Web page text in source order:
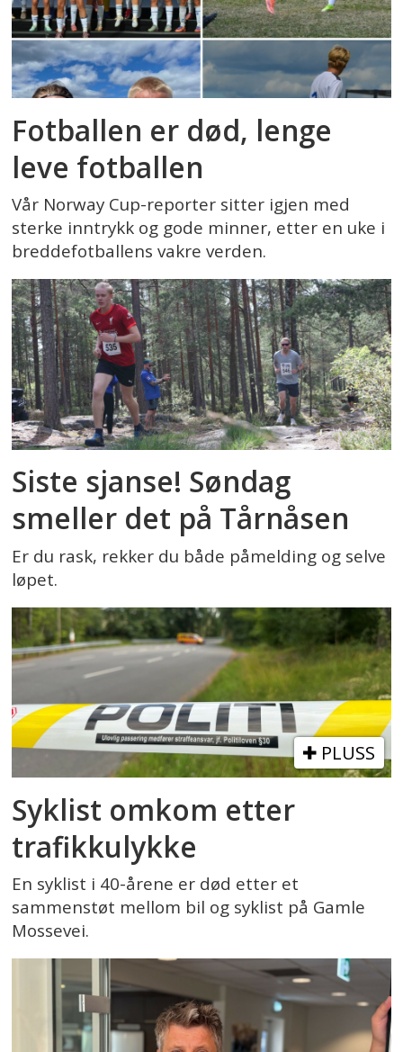
Fotballen er død, lenge
leve fotballen
Vår Norway Cup-reporter sitter igjen med
sterke inntrykk og gode minner, etter en uke i
breddefotballens vakre verden.
Siste sjanse! Søndag
smeller det på Tårnåsen
Er du rask, rekker du både påmelding og selve
løpet.
PLUSS
Syklist omkom etter
trafikkulykke
En syklist i 40-årene er død etter et
sammenstøt mellom bil og syklist på Gamle
Mossevei.